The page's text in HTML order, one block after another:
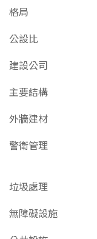
格局
公設比
建設公司
主要結構
外牆建材
警衛管理
垃圾處理
無障礙設施